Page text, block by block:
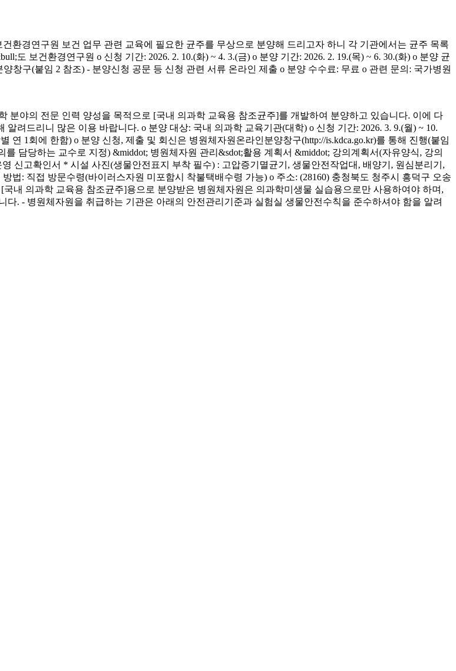
환경연구원 보건 업무 관련 교육에 필요한 균주를 무상으로 분양해 드리고자 하니 각 기관에서는 균주 목록
도 보건환경연구원 o 신청 기간: 2026. 2. 10.(화) ~ 4. 3.(금) o 분양 기간: 2026. 2. 19.(목) ~ 6. 30.(화) o 분양 균
창구(붙임 2 참조) - 분양신청 공문 등 신청 관련 서류 온라인 제출 o 분양 수수료: 무료 o 관련 문의: 국가병원
분야의 전문 인력 양성을 목적으로 [국내 의과학 교육용 참조균주]를 개발하여 분양하고 있습니다. 이에 다
려드리니 많은 이용 바랍니다. o 분양 대상: 국내 의과학 교육기관(대학) o 신청 기간: 2026. 3. 9.(월) ~ 10.
연 1회에 한함) o 분양 신청, 제출 및 회신은 병원체자원온라인분양창구(http://is.kdca.go.kr)를 통해 진행(붙임
담당하는 교수로 지정) &middot; 병원체자원 관리&sdot;활용 계획서 &middot; 강의계획서(자유양식, 강의
신고확인서 * 시설 사진(생물안전표지 부착 필수) : 고압증기멸균기, 생물안전작업대, 배양기, 원심분리기,
방법: 직접 방문수령(바이러스자원 미포함시 착불택배수령 가능) o 주소: (28160) 충청북도 청주시 흥덕구 오송
내 의과학 교육용 참조균주]용으로 분양받은 병원체자원은 의과학미생물 실습용으로만 사용하여야 하며,
. - 병원체자원을 취급하는 기관은 아래의 안전관리기준과 실험실 생물안전수칙을 준수하셔야 함을 알려